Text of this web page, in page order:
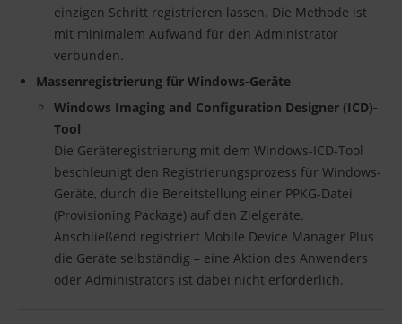
einzigen Schritt registrieren lassen. Die Methode ist
mit minimalem Aufwand für den Administrator
verbunden.
Massenregistrierung für Windows-Geräte
Windows Imaging and Configuration Designer (ICD)-
Tool
Die Geräteregistrierung mit dem Windows-ICD-Tool
beschleunigt den Registrierungsprozess für Windows-
Geräte, durch die Bereitstellung einer PPKG-Datei
(Provisioning Package) auf den Zielgeräte.
Anschließend registriert Mobile Device Manager Plus
die Geräte selbständig – eine Aktion des Anwenders
oder Administrators ist dabei nicht erforderlich.